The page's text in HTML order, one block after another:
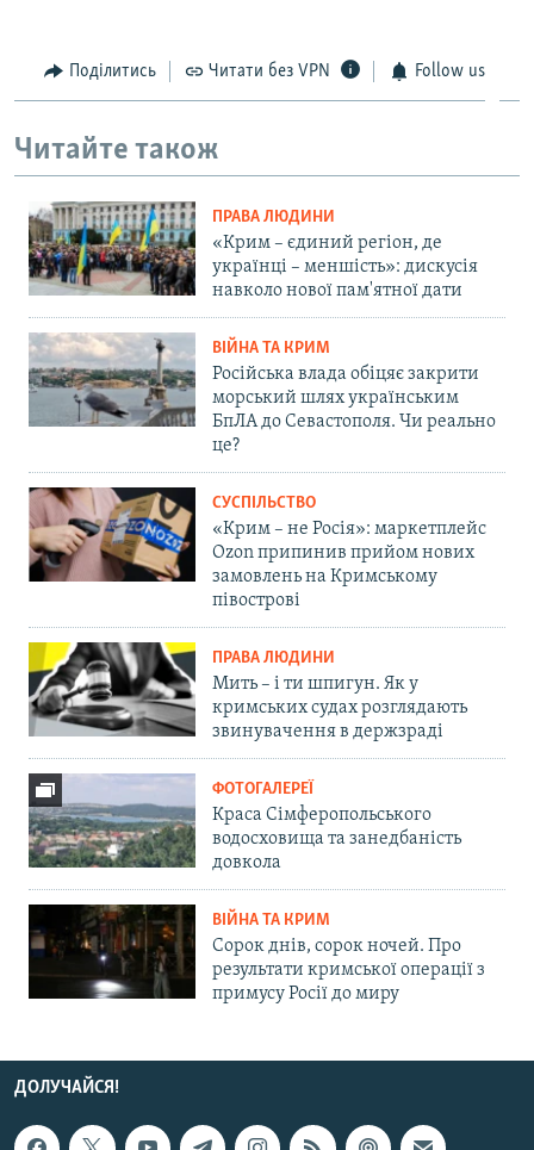
Поділитись Читати без VPN Follow us
Читайте також
ПРАВА ЛЮДИНИ
«Крим – єдиний регіон, де
українці – меншість»: дискусія
навколо нової пам'ятної дати
ВІЙНА ТА КРИМ
Російська влада обіцяє закрити
морський шлях українським
БпЛА до Севастополя. Чи реально
це?
СУСПІЛЬСТВО
«Крим – не Росія»: маркетплейс
Ozon припинив прийом нових
замовлень на Кримському
півострові
ПРАВА ЛЮДИНИ
Мить – і ти шпигун. Як у
кримських судах розглядають
звинувачення в держзраді
ФОТОГАЛЕРЕЇ
Краса Сімферопольського
водосховища та занедбаність
довкола
ВІЙНА ТА КРИМ
Сорок днів, сорок ночей. Про
результати кримської операції з
примусу Росії до миру
ДОЛУЧАЙСЯ!